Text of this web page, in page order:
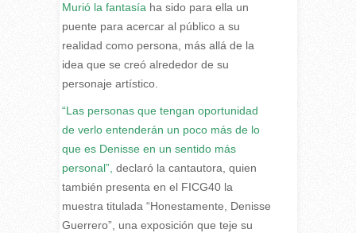
Murió la fantasía ha sido para ella un
puente para acercar al público a su
realidad como persona, más allá de la
idea que se creó alrededor de su
personaje artístico.
“Las personas que tengan oportunidad
de verlo entenderán un poco más de lo
que es Denisse en un sentido más
personal”, declaró la cantautora, quien
también presenta en el FICG40 la
muestra titulada “Honestamente, Denisse
Guerrero”, una exposición que teje su